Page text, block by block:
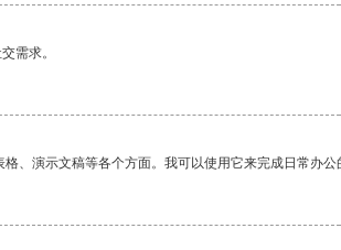
需求。
、演示文稿等各个方面。我可以使用它来完成日常办公